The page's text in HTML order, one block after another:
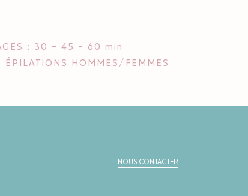
: 30 - 45 - 60 min
ÉPILATIONS HOMMES/FEMMES
NOUS CONTACTER